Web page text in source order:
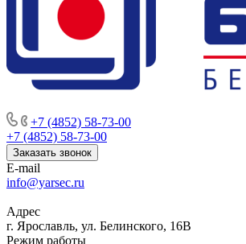
+7 (4852) 58-73-00
+7 (4852) 58-73-00
Заказать звонок
E-mail
info@yarsec.ru
Адрес
г. Ярославль, ул. Белинского, 16В
Режим работы